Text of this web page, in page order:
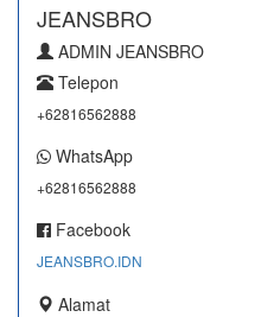
JEANSBRO
ADMIN JEANSBRO
Telepon
+62816562888
WhatsApp
+62816562888
Facebook
JEANSBRO.IDN
Alamat